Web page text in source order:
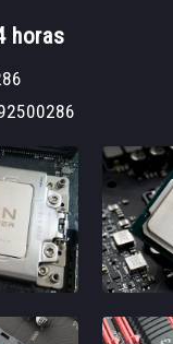
horas